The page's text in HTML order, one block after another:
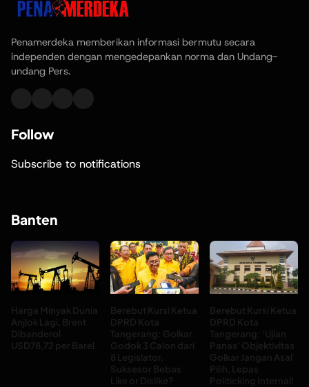
Penamerdeka memberikan informasi bermutu secara
independen dengan mengedepankan norma dan Undang-
undang Pers.
Follow
Subscribe to notifications
Banten
Harga Minyak Dunia
Anjlok Lagi, Brent
Dibanderol
USD78,72 per Barel
Berebut Kursi Ketua
DPRD Kota
Tangerang: Golkar
Godok 3 Calon dari
8 Legislator,
Suksesor Bebas
Like or Dislike?
Berebut Kursi Ketua
DPRD Kota
Tangerang: ‘Ujian
Panas’ Objektivitas
Golkar Jangan Asal
Pilih, Lepas
Politicking Internal!